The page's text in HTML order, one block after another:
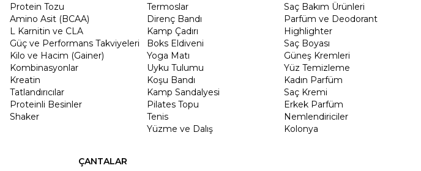
Protein Tozu
Amino Asit (BCAA)
L Karnitin ve CLA
Güç ve Performans Takviyeleri
Kilo ve Hacim (Gainer)
Kombinasyonlar
Kreatin
Tatlandırıcılar
Proteinli Besinler
Shaker
Termoslar
Direnç Bandı
Kamp Çadırı
Boks Eldiveni
Yoga Matı
Uyku Tulumu
Koşu Bandı
Kamp Sandalyesi
Pilates Topu
Tenis
Yüzme ve Dalış
Saç Bakım Ürünleri
Parfüm ve Deodorant
Highlighter
Saç Boyası
Güneş Kremleri
Yüz Temizleme
Kadın Parfüm
Saç Kremi
Erkek Parfüm
Nemlendiriciler
Kolonya
ÇANTALAR